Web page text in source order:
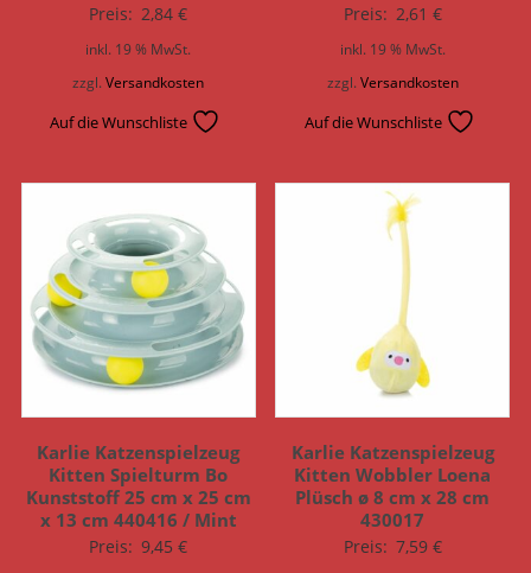
Preis: 2,84€
inkl. 19 % MwSt.
zzgl.Versandkosten
Auf die Wunschliste
Preis: 2,61 €
inkl. 19 % MwSt.
zzgl. Versandkosten
Auf die Wunschliste
Karlie Katzenspielzeug
Kitten Spielturm Bo
Kunststoff 25 cm x 25 cm
x 13 cm 440416 / Mint
Preis: 9,45€
Karlie Katzenspielzeug
Kitten Wobbler Loena
Plüsch ø 8 cm x 28 cm
430017
Preis: 7,59 €